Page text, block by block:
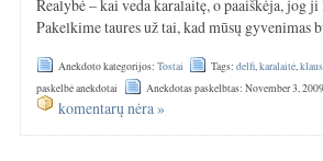
Realybė – kai veda karalaitę, o paaiškėja, jog
Pakelkime taures už tai, kad mūsų gyvenimas
Anekdoto kategorijos:Tostai Tags:delfi,karalaitė,
paskelbė anekdotai
Anekdotas paskelbtas: November 3, 2009
komentarų nėra »